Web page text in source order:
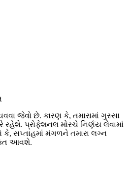
જેવો છે. કારણ કે, તમારામાં ગુસ્સા
પ્રોફેશનલ મોરચે નિર્ણય લેવામાં
કે, સપ્તાહમાં મંગળને તમારા લગ્ન
આવશે.